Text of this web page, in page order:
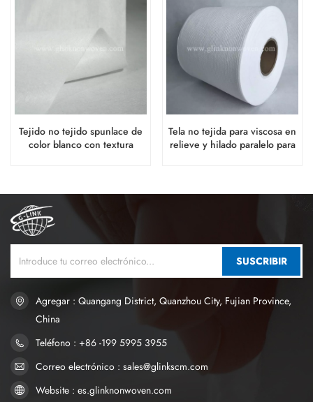
Tejido no tejido spunlace de
color blanco con textura
Tela no tejida para viscosa en
relieve y hilado paralelo para
SUSCRIBIR
Agregar : Quangang District, Quanzhou City, Fujian Province,
China
Teléfono : +86 -199 5995 3955
Correo electrónico : sales@glinkscm.com
Website : es.glinknonwoven.com